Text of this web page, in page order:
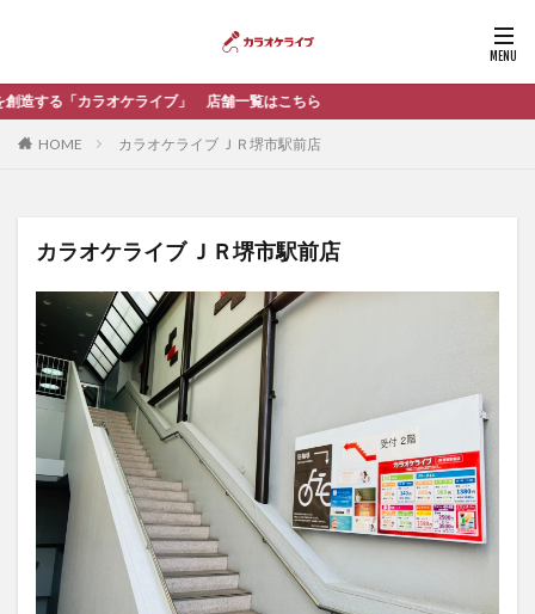
ブ」 店舗一覧はこちら
HOME カラオケライブ ＪＲ堺市駅前店
カラオケライブ ＪＲ堺市駅前店